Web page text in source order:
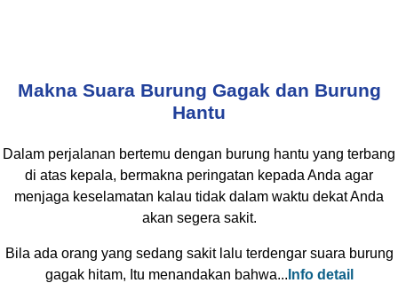
Makna Suara Burung Gagak dan Burung
Hantu
Dalam perjalanan bertemu dengan burung hantu yang terbang
di atas kepala, bermakna peringatan kepada Anda agar
menjaga keselamatan kalau tidak dalam waktu dekat Anda
akan segera sakit.
Bila ada orang yang sedang sakit lalu terdengar suara burung
gagak hitam, Itu menandakan bahwa... Info detail